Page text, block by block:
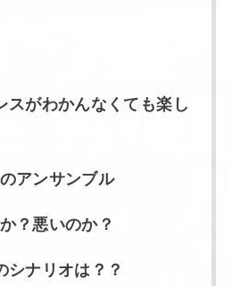
スがわかんなくても楽し
アンサンブル
？悪いのか？
シナリオは？？